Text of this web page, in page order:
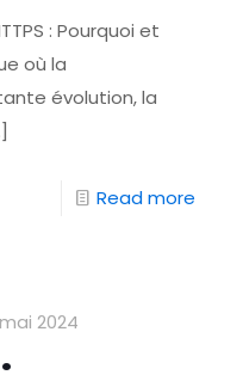
: Pourquoi et
où la
évolution, la
Read more
2024